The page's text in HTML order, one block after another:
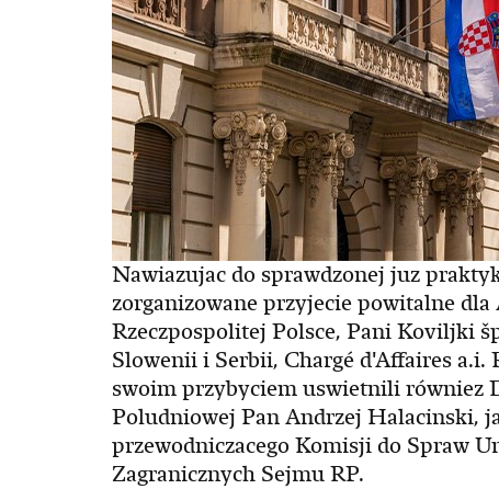
Nawiazujac do sprawdzonej juz
zorganizowane przyjecie powitalne
Rzeczpospolitej Polsce, Pani Koviljki
Slowenii i Serbii, Chargé d'Affaires
swoim przybyciem uswietnili równiez
Poludniowej Pan Andrzej Halacinski,
przewodniczacego Komisji do Spraw
Zagranicznych Sejmu RP.